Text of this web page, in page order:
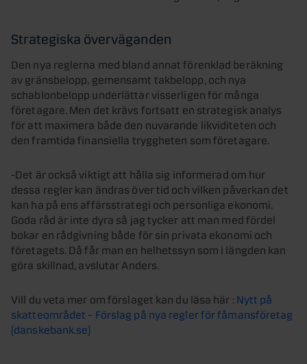
Strategiska överväganden
Den nya reglerna med bland annat förenklad beräkning
av gränsbelopp, gemensamt takbelopp, och nya
schablonbelopp underlättar visserligen för många
företagare. Men det krävs fortsatt en strategisk analys
för att maximera både den nuvarande likviditeten och
den framtida finansiella tryggheten som företagare.
-Det är också viktigt att hålla sig informerad om hur
dessa regler kan ändras över tid och vilken påverkan det
kan ha på ens affärsstrategi och personliga ekonomi.
Goda råd är inte dyra så jag tycker att man med fördel
bokar en rådgivning både för sin privata ekonomi och
företagets. Då får man en helhetssyn som i längden kan
göra skillnad, avslutar Anders.
Vill du veta mer om förslaget kan du läsa här :Nytt på
skatteområdet – Förslag på nya regler för fåmansföretag
(danskebank.se)